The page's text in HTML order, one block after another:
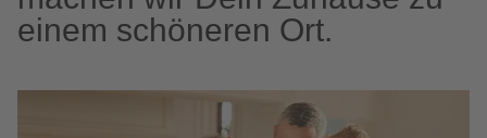
einem schöneren Ort.